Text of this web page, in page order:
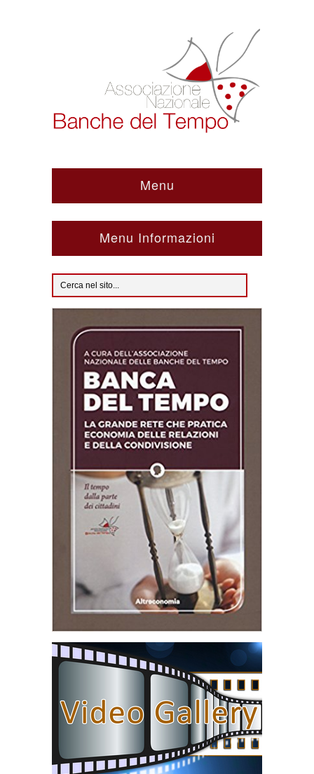
Menu
Menu Informazioni